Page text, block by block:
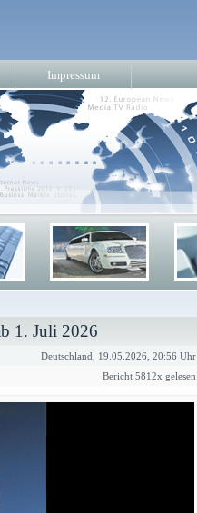
Impressum
1. Juli 2026
Deutschland, 19.05.2026, 20:56 Uhr
Bericht 5812x gelesen